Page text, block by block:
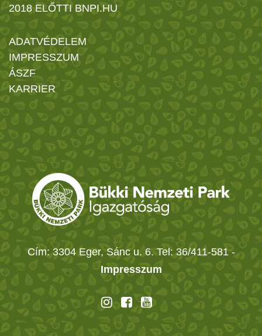
2018 ELŐTTI BNPI.HU
ADATVÉDELEM
IMPRESSZUM
ÁSZF
KARRIER
Cím: 3304 Eger, Sánc u. 6. Tel: 36/411-581 -
Impresszum